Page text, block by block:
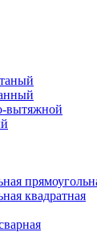
вытяжной
квадратная